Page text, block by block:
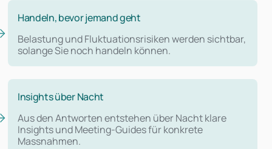
Handeln, bevor jemand geht
Belastung und Fluktuationsrisiken werden sichtbar,
solange Sie noch handeln können.
Insights über Nacht
Aus den Antworten entstehen über Nacht klare
Insights und Meeting-Guides für konkrete
Massnahmen.